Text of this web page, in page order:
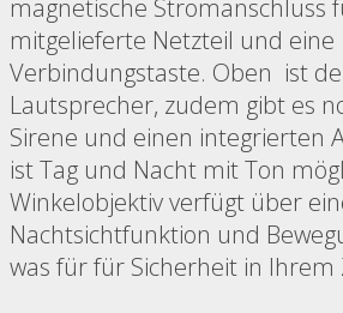
magnetische Stromanschluss
mitgelieferte Netzteil und eine
Verbindungstaste. Oben ist
Lautsprecher, zudem gibt es
Sirene und einen integrierten
ist Tag und Nacht mit Ton
Winkelobjektiv verfügt über
Nachtsichtfunktion und
was für für Sicherheit in Ihrem